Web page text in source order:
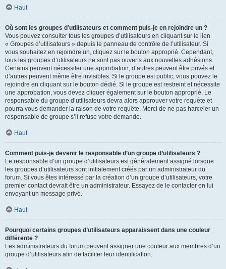
Haut
Où sont les groupes d’utilisateurs et comment puis-je en rejoindre un ?
Vous pouvez consulter tous les groupes d’utilisateurs en cliquant sur le lien
« Groupes d’utilisateurs » depuis le panneau de contrôle de l’utilisateur. Si
vous souhaitez en rejoindre un, cliquez sur le bouton approprié. Cependant,
tous les groupes d’utilisateurs ne sont pas ouverts aux nouvelles adhésions.
Certains peuvent nécessiter une approbation, d’autres peuvent être privés et
d’autres peuvent même être invisibles. Si le groupe est public, vous pouvez le
rejoindre en cliquant sur le bouton dédié. Si le groupe est restreint et nécessite
une approbation, vous devez cliquer également sur le bouton approprié. Le
responsable du groupe d’utilisateurs devra alors approuver votre requête et
pourra vous demander la raison de votre requête. Merci de ne pas harceler un
responsable de groupe s’il refuse votre demande.
Haut
Comment puis-je devenir le responsable d’un groupe d’utilisateurs ?
Le responsable d’un groupe d’utilisateurs est généralement assigné lorsque
les groupes d’utilisateurs sont initialement créés par un administrateur du
forum. Si vous êtes intéressé par la création d’un groupe d’utilisateurs, votre
premier contact devrait être un administrateur. Essayez de le contacter en lui
envoyant un message privé.
Haut
Pourquoi certains groupes d’utilisateurs apparaissent dans une couleur
différente ?
Les administrateurs du forum peuvent assigner une couleur aux membres d’un
groupe d’utilisateurs afin de faciliter leur identification.